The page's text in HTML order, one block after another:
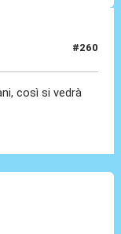
#260
così si vedrà